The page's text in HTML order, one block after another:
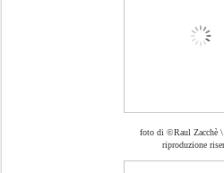
foto di ©️Raul Zacchè
riproduzione